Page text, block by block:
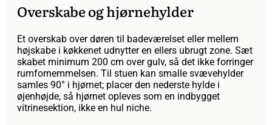
Overskabe og hjørnehylder
Et overskab over døren til badeværelset eller mellem
højskabe i køkkenet udnytter en ellers ubrugt zone. Sæt
skabet minimum 200 cm over gulv, så det ikke forringer
rumfornemmelsen. Til stuen kan smalle svævehylder
samles 90° i hjørnet; placer den nederste hylde i
øjenhøjde, så hjørnet opleves som en indbygget
vitrinesektion, ikke en hul niche.